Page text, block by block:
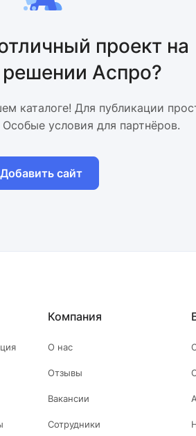
проект на
решении Аспро?
каталоге! Для публикации
условия для партнёров.
Добавить сайт
Компания
О нас
Отзывы
Вакансии
Сотрудники